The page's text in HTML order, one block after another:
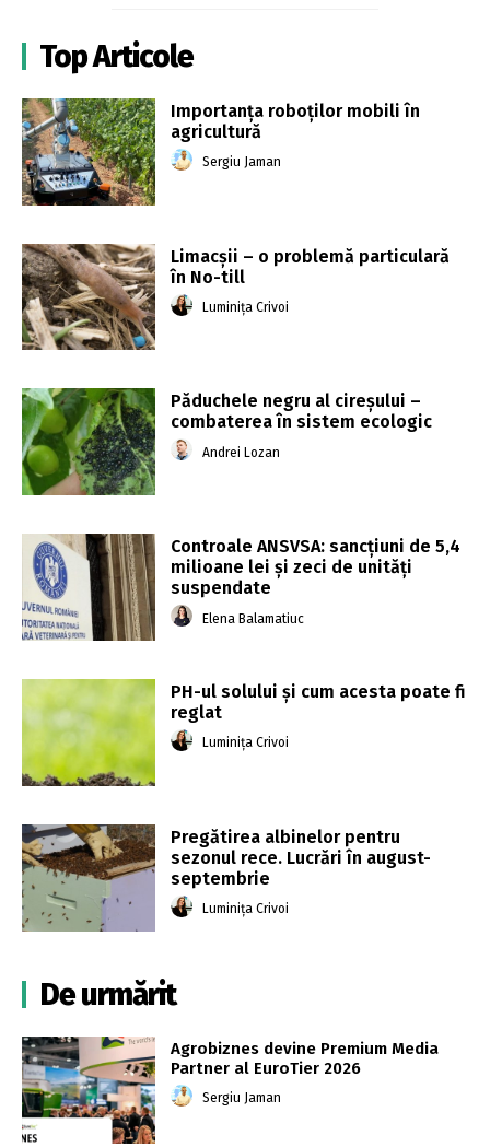
Top Articole
Importanța roboților mobili în
agricultură
Sergiu Jaman
Limacșii – o problemă particulară
în No-till
Luminița Crivoi
Păduchele negru al cireșului –
combaterea în sistem ecologic
Andrei Lozan
Controale ANSVSA: sancţiuni de 5,4
milioane lei şi zeci de unităţi
suspendate
Elena Balamatiuc
PH-ul solului și cum acesta poate fi
reglat
Luminița Crivoi
Pregătirea albinelor pentru
sezonul rece. Lucrări în august-
septembrie
Luminița Crivoi
De urmărit
Agrobiznes devine Premium Media
Partner al EuroTier 2026
Sergiu Jaman